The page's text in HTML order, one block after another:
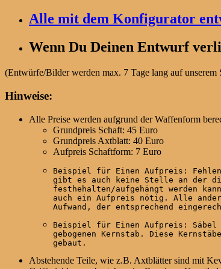
Alle mit dem Konfigurator
Wenn Du Deinen Entwurf
(Entwürfe/Bilder werden max. 7 Tage lang auf
Hinweise:
Alle Preise werden aufgrund der Waffenform
Grundpreis Schaft: 45 Euro
Grundpreis Axtblatt: 40 Euro
Aufpreis Schaftform: 7 Euro
Beispiel für Einen Aufpreis:
gibt es auch keine Stelle an der
festhehalten/aufgehängt werden
auch ein Aufpreis nötig. Alle
Aufwand, der entsprechend
Beispiel für Einen Aufpreis: Säbel
gebogenen Kernstab. Diese
gebaut.
Abstehende Teile, wie z.B. Axtblätter sind mit